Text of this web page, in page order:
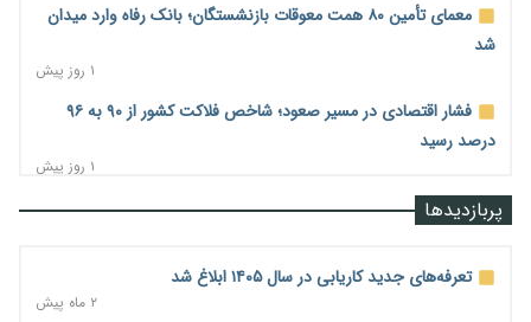
معمای تأمین ۸۰ همت معوقات بازنشستگان؛ بانک رفاه وارد میدان
شد
۱ روز پیش
فشار اقتصادی در مسیر صعود؛ شاخص فلاکت کشور از ۹۰ به ۹۶
درصد رسید
۱ روز پیش
رشد ۷۵ هزار میلیاردی بازار خرید اعتباری؛ فین‌تک‌ها وارد میدان پربازدیدها
تعرفه‌های جدید کاریابی در سال ۱۴۰۵ ابلاغ شد
۲ ماه پیش